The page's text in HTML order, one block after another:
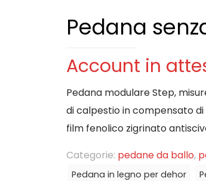
Pedana
Account in
Pedana modulare Step,
di calpestio in compensato
film fenolico zigrinato
Categorie: pedane da ballo,
Pedana in legno per dehor